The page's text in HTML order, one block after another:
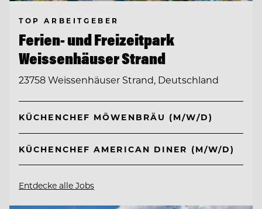
TOP ARBEITGEBER
Ferien- und Freizeitpark
Weissenhäuser Strand
23758 Weissenhäuser Strand, Deutschland
KÜCHENCHEF MÖWENBRÄU (M/W/D)
KÜCHENCHEF AMERICAN DINER (M/W/D)
Entdecke alle Jobs